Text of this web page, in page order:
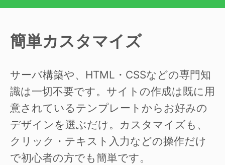
簡単カスタマイズ
サーバ構築や、HTML・CSSなどの専門知
識は一切不要です。サイトの作成は既に用
意されているテンプレートからお好みの
デザインを選ぶだけ。カスタマイズも、
クリック・テキスト入力などの操作だけ
で初心者の方でも簡単です。